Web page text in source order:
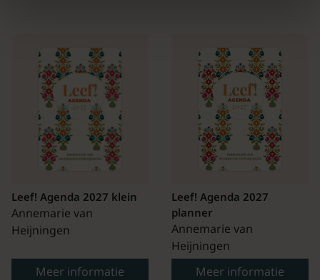
Leef! Agenda 2027 klein
Annemarie van
Heijningen
Meer informatie
Leef! Agenda 2027
planner
Annemarie van
Heijningen
Meer informatie